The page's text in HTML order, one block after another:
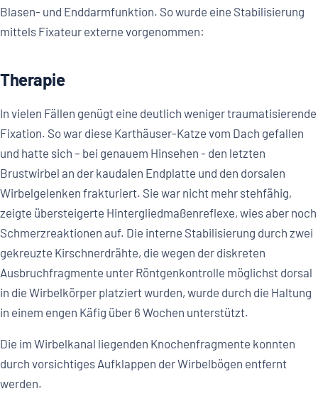
Blasen- und Enddarmfunktion. So wurde eine Stabilisierung
mittels Fixateur externe vorgenommen:
Therapie
In vielen Fällen genügt eine deutlich weniger traumatisierende
Fixation. So war diese Karthäuser-Katze vom Dach gefallen
und hatte sich – bei genauem Hinsehen - den letzten
Brustwirbel an der kaudalen Endplatte und den dorsalen
Wirbelgelenken frakturiert. Sie war nicht mehr stehfähig,
zeigte übersteigerte Hintergliedmaßenreflexe, wies aber noch
Schmerzreaktionen auf. Die interne Stabilisierung durch zwei
gekreuzte Kirschnerdrähte, die wegen der diskreten
Ausbruchfragmente unter Röntgenkontrolle möglichst dorsal
in die Wirbelkörper platziert wurden, wurde durch die Haltung
in einem engen Käfig über 6 Wochen unterstützt.
Die im Wirbelkanal liegenden Knochenfragmente konnten
durch vorsichtiges Aufklappen der Wirbelbögen entfernt
werden.